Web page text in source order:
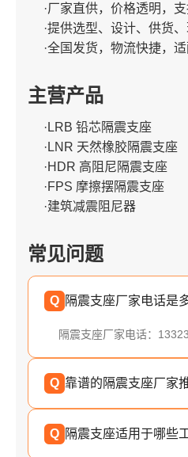
·厂家直供，价格透明，
·提供选型、设计、供货
·全国发货，物流快捷，
主营产品
·LRB 铅芯隔震支座
·LNR 天然橡胶隔震支座
·HDR 高阻尼隔震支座
·FPS 摩擦摆隔震支座
·建筑减震阻尼器
常见问题
Q 隔震支座厂家电话是
隔震支座厂家电话：
Q 靠谱的隔震支座厂家
Q 隔震支座适用于哪些